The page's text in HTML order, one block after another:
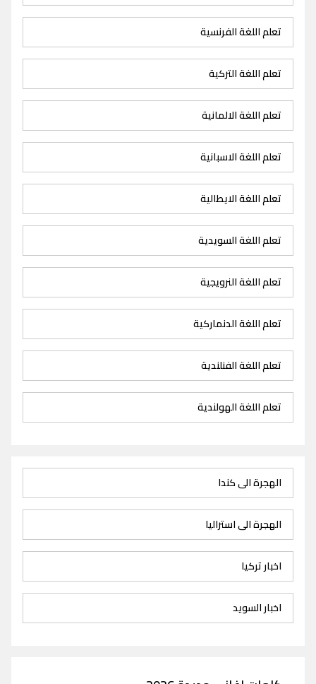
تعلم اللغة الفرنسية
تعلم اللغة التركية
تعلم اللغة الالمانية
تعلم اللغة الاسبانية
تعلم اللغة الايطالية
تعلم اللغة السويدية
تعلم اللغة النرويجية
تعلم اللغة الدنماركية
تعلم اللغة الفنلندية
تعلم اللغة الهولندية
الهجرة الى كندا
الهجرة الى استراليا
اخبار تركيا
اخبار السويد